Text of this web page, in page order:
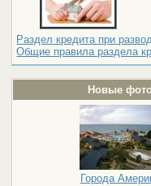
Раздел кредита при
Общие правила раздела
Новые
Города